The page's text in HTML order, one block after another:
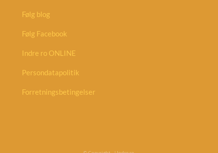
Følg blog
Følg Facebook
Indre ro ONLINE
Persondatapolitik
Forretningsbetingelser